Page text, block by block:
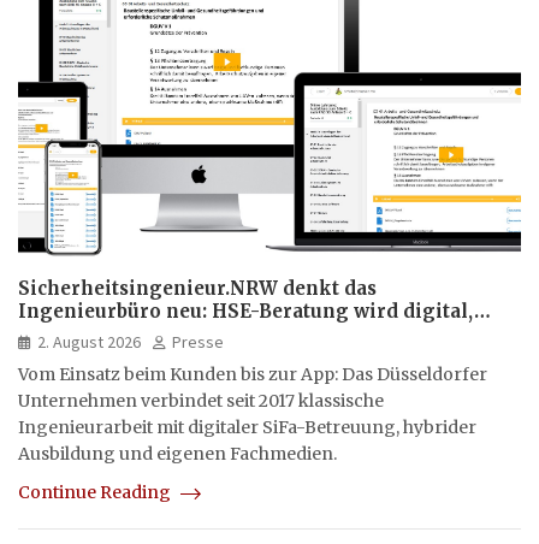
Sicherheitsingenieur.NRW denkt das
Ingenieurbüro neu: HSE-Beratung wird digital,
hybrid und multimedial
2. August 2026
Presse
Vom Einsatz beim Kunden bis zur App: Das Düsseldorfer
Unternehmen verbindet seit 2017 klassische
Ingenieurarbeit mit digitaler SiFa-Betreuung, hybrider
Ausbildung und eigenen Fachmedien.
Continue Reading